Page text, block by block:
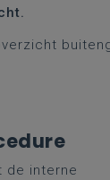
de interne